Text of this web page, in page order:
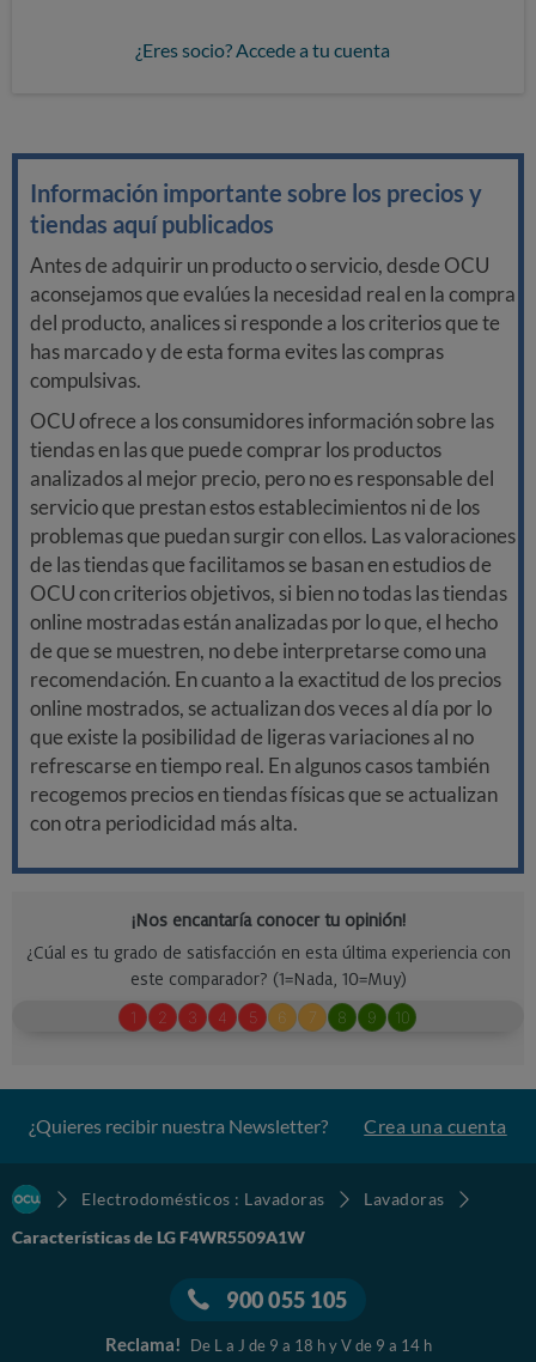
¿Eres socio? Accede a tu cuenta
Información importante sobre los precios y
tiendas aquí publicados
Antes de adquirir un producto o servicio, desde OCU
aconsejamos que evalúes la necesidad real en la compra
del producto, analices si responde a los criterios que te
has marcado y de esta forma evites las compras
compulsivas.
OCU ofrece a los consumidores información sobre las
tiendas en las que puede comprar los productos
analizados al mejor precio, pero no es responsable del
servicio que prestan estos establecimientos ni de los
problemas que puedan surgir con ellos. Las valoraciones
de las tiendas que facilitamos se basan en estudios de
OCU con criterios objetivos, si bien no todas las tiendas
online mostradas están analizadas por lo que, el hecho
de que se muestren, no debe interpretarse como una
recomendación. En cuanto a la exactitud de los precios
online mostrados, se actualizan dos veces al día por lo
que existe la posibilidad de ligeras variaciones al no
refrescarse en tiempo real. En algunos casos también
recogemos precios en tiendas físicas que se actualizan
con otra periodicidad más alta.
¿Quieres recibir nuestra Newsletter? Crea una cuenta
Electrodomésticos : Lavadoras
Lavadoras
Características de LG F4WR5509A1W
900 055 105
Reclama! De L a J de 9 a 18 h y V de 9 a 14 h